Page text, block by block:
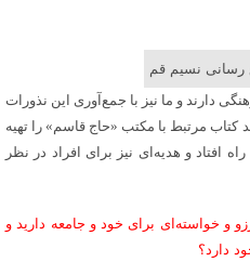
دارند و ما نیز با جمع‌آوری این نذورات
اندک در سال ۹۹ توانستیم ۲۰۰ جلد کتاب مرتبط با مکتب «حاج قاسم» را تهیه
افتاد و هدیه‌ای نیز برای افراد در نظر
و خواسته‌ای برای خود و جامعه‌ دارید و
دارد؟